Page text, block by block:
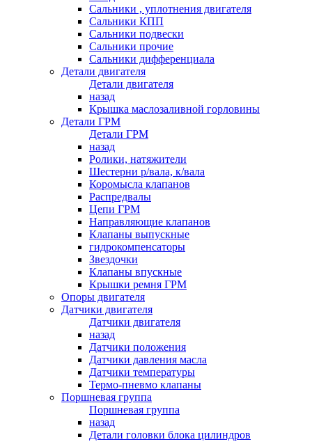
Сальники , уплотнения двигателя
Сальники КПП
Сальники подвески
Сальники прочие
Сальники дифференциала
Детали двигателя
Детали двигателя
назад
Крышка маслозаливной горловины
Детали ГРМ
Детали ГРМ
назад
Ролики, натяжители
Шестерни р/вала, к/вала
Коромысла клапанов
Распредвалы
Цепи ГРМ
Направляющие клапанов
Клапаны выпускные
гидрокомпенсаторы
Звездочки
Клапаны впускные
Крышки ремня ГРМ
Опоры двигателя
Датчики двигателя
Датчики двигателя
назад
Датчики положения
Датчики давления масла
Датчики температуры
Термо-пневмо клапаны
Поршневая группа
Поршневая группа
назад
Детали головки блока цилиндров